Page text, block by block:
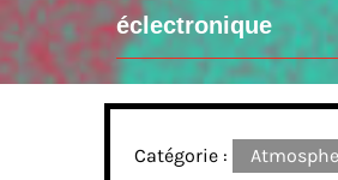
éclectronique
Catégorie :